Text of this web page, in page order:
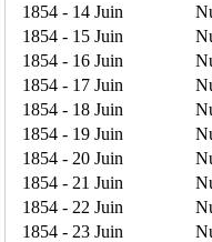
1854 - 14 Juin
1854 - 15 Juin
1854 - 16 Juin
1854 - 17 Juin
1854 - 18 Juin
1854 - 19 Juin
1854 - 20 Juin
1854 - 21 Juin
1854 - 22 Juin
1854 - 23 Juin